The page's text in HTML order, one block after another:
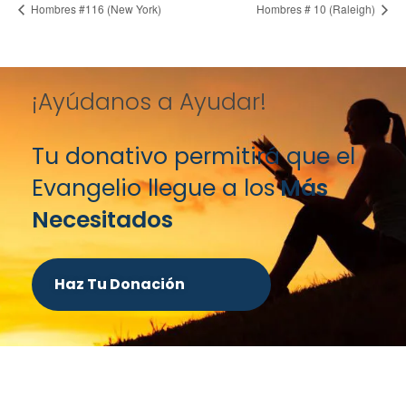
Hombres #116 (New York) Hombres # 10 (Raleigh)
¡Ayúdanos a Ayudar!
Tu donativo permitirá que el
Evangelio llegue a losMás
Necesitados
Haz Tu Donación